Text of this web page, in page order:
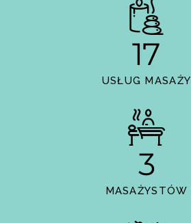
17
USŁUG MASAŻY
3
MASAŻYSTÓW